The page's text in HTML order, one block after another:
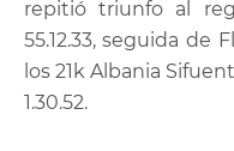
repitió triunfo al
55.12.33, seguida de
los 21k Albania
1.30.52.